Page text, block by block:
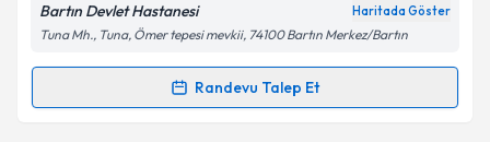
Kişisel verilerimin işlenmesine ilişkin
Metni'ni okudum ve kişisel verilerimin belirtilen
Bartın Devlet Hastanesi Haritada Göster
Tuna Mh., Tuna, Ömer tepesi mevkii, 74100 Bartın Merkez/Bartın
Randevu Talep Et
Randevu Takvimi Talebi